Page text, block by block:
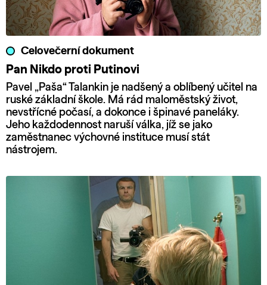
Celovečerní dokument
Pan Nikdo proti Putinovi
Pavel „Paša“ Talankin je nadšený a oblíbený učitel na
ruské základní škole. Má rád maloměstský život,
nevstřícné počasí, a dokonce i špinavé paneláky.
Jeho každodennost naruší válka, jíž se jako
zaměstnanec výchovné instituce musí stát
nástrojem.